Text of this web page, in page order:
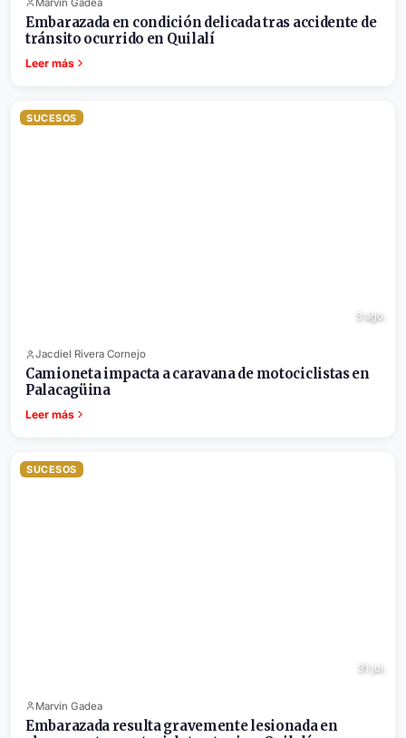
Embarazada en condición delicada tras accidente de
tránsito ocurrido en Quilalí
Leer más
SUCESOS
3 ago.
Jacdiel Rivera Cornejo
Camioneta impacta a caravana de motociclistas en
Palacagüina
Leer más
SUCESOS
31 jul.
Marvin Gadea
Embarazada resulta gravemente lesionada en